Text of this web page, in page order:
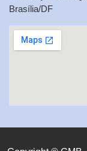
Brasília/DF